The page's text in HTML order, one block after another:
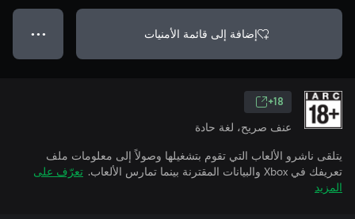
إضافة إلى قائمة الأمنيات ● ● ●
18+
عنف صريح، لغة حادة
يتلقى ناشرو الألعاب التي تقوم بتشغيلها وصولاً إلى معلومات ملف
تعريفك في Xbox والبيانات المقترنة بينما تمارس الألعاب.
تعرّف على
المزيد